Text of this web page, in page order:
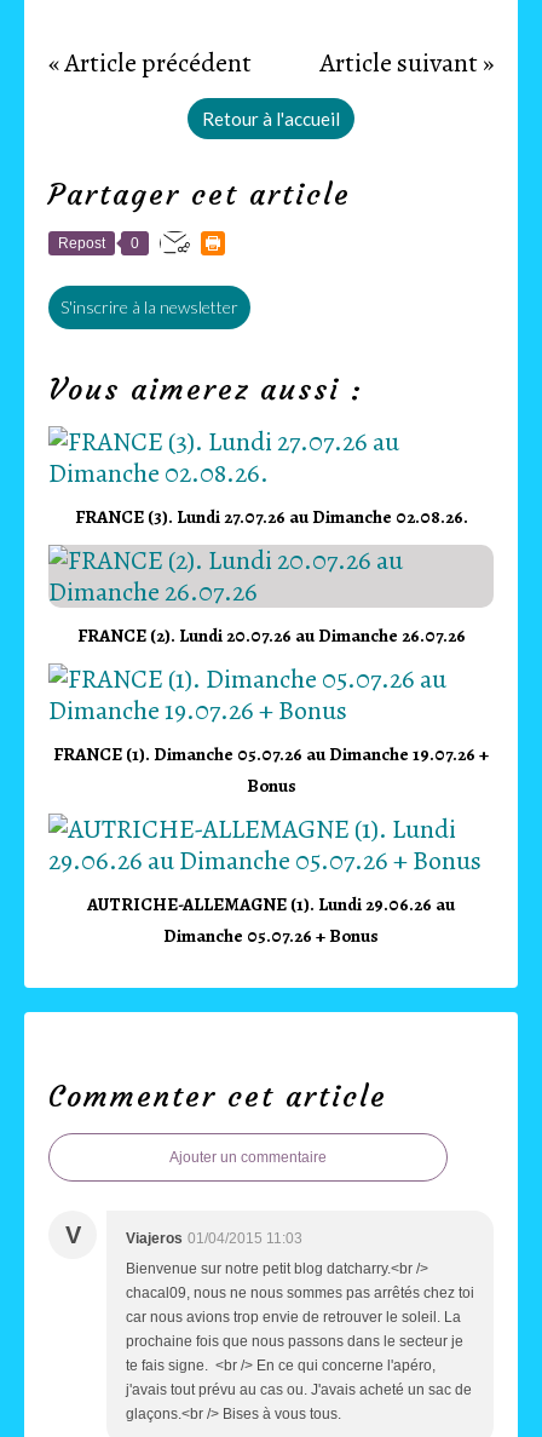
« Article précédent Article suivant »
Retour à l'accueil
Partager cet article
Repost 0
S'inscrire à la newsletter
Vous aimerez aussi :
FRANCE (3). Lundi 27.07.26 au Dimanche 02.08.26.
FRANCE (2). Lundi 20.07.26 au Dimanche 26.07.26
FRANCE (1). Dimanche 05.07.26 au Dimanche 19.07.26 +
Bonus
AUTRICHE-ALLEMAGNE (1). Lundi 29.06.26 au
Dimanche 05.07.26 + Bonus
Commenter cet article
Ajouter un commentaire
V Viajeros 01/04/2015 11:03
Bienvenue sur notre petit blog datcharry.<br />
chacal09, nous ne nous sommes pas arrêtés chez toi
car nous avions trop envie de retrouver le soleil. La
prochaine fois que nous passons dans le secteur je
te fais signe. <br /> En ce qui concerne l'apéro,
j'avais tout prévu au cas ou. J'avais acheté un sac de
glaçons.<br /> Bises à vous tous.